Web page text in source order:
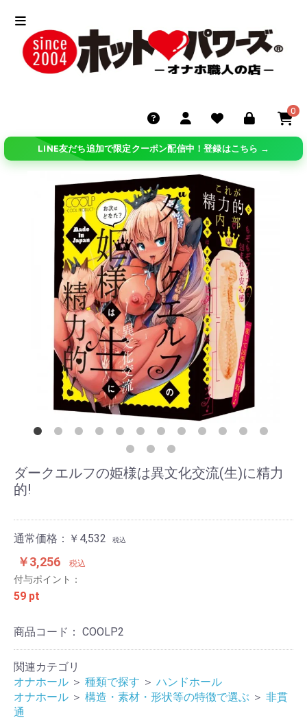
0
LINE友だち追加で限定クーポン配信中！登録はこちら →
ダークエルフの姫様は異文化交流(生)に精力
的!
通常価格：￥4,532 税込
￥3,256 税込
付与ポイント：
59 pt
商品コード： COOLP2
関連カテゴリ
オナホール ＞ 種類で探す ＞ ハンドホール
オナホール ＞ 構造・素材・形状等の特徴で選ぶ ＞ 非貫
通